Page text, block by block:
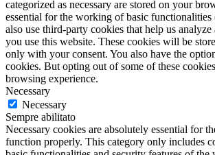
categorized as necessary are stored on your
essential for the working of basic functionalities
also use third-party cookies that help us
you use this website. These cookies will be
only with your consent. You also have the
cookies. But opting out of some of these
browsing experience.
Necessary
Necessary
Sempre abilitato
Necessary cookies are absolutely essential for
function properly. This category only includes